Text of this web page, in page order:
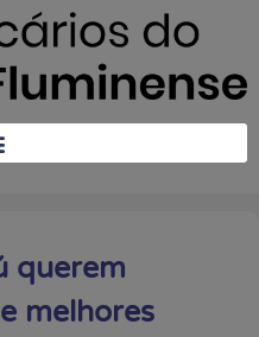
querem
melhores